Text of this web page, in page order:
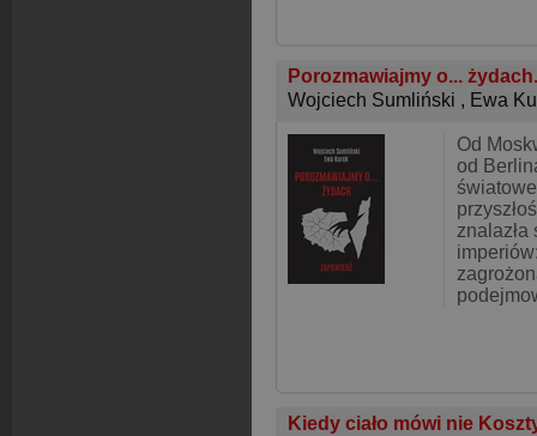
Porozmawiajmy o...
Wojciech Sumliński , Ewa
Od
od
Kiedy ciało mówi nie